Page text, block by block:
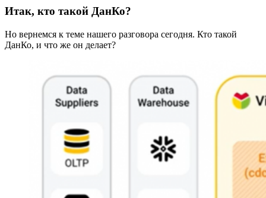
Итак, кто такой ДанКо?
Но вернемся к теме нашего разговора сегодня. Кто такой
ДанКо, и что же он делает?